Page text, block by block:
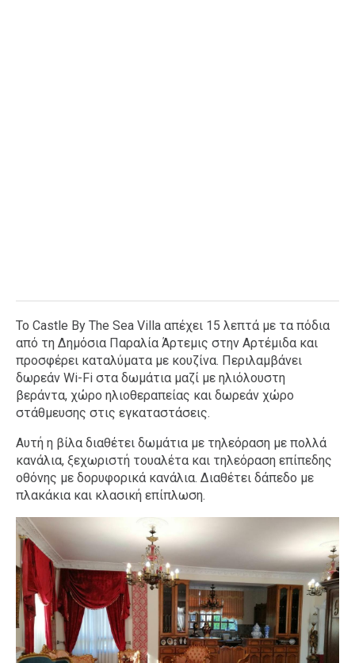
Το Castle By The Sea Villa απέχει 15 λεπτά με τα πόδια
από τη Δημόσια Παραλία Άρτεμις στην Αρτέμιδα και
προσφέρει καταλύματα με κουζίνα. Περιλαμβάνει
δωρεάν Wi-Fi στα δωμάτια μαζί με ηλιόλουστη
βεράντα, χώρο ηλιοθεραπείας και δωρεάν χώρο
στάθμευσης στις εγκαταστάσεις.
Αυτή η βίλα διαθέτει δωμάτια με τηλεόραση με πολλά
κανάλια, ξεχωριστή τουαλέτα και τηλεόραση επίπεδης
οθόνης με δορυφορικά κανάλια. Διαθέτει δάπεδο με
πλακάκια και κλασική επίπλωση.